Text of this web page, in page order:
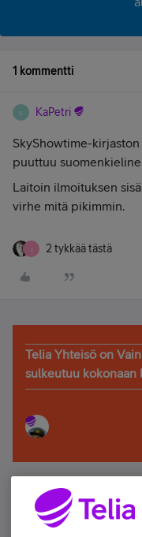
1 kommentti
K KaPetri
SkyShowtime-
puuttuu
Laitoin ilmoituksen
virhe mitä pikimmin.
J 2 tykkää tästä
Telia Yhteisö on
sulkeutuu kokonaan
Älä jää paitsi –